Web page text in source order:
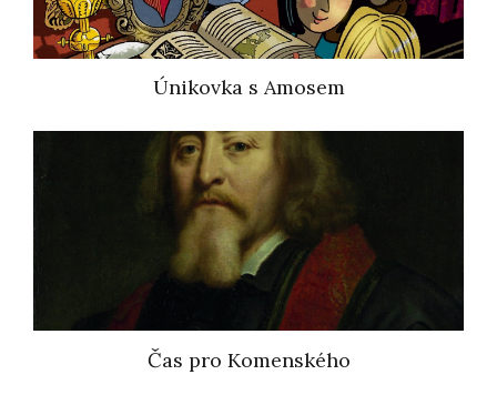
Únikovka s Amosem
Čas pro Komenského